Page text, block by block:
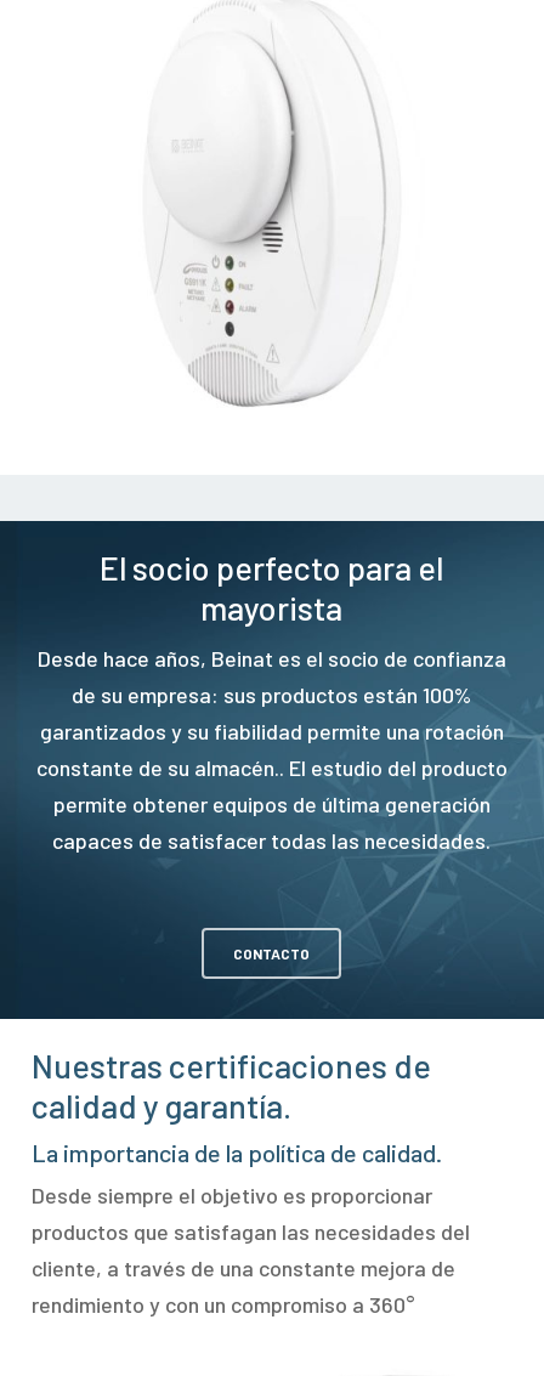
El socio perfecto para el
mayorista
Desde hace años, Beinat es el socio de confianza
de su empresa: sus productos están 100%
garantizados y su fiabilidad permite una rotación
constante de su almacén.. El estudio del producto
permite obtener equipos de última generación
capaces de satisfacer todas las necesidades.
CONTACTO
Nuestras certificaciones de
calidad y garantía.
La importancia de la política de calidad.
Desde siempre el objetivo es proporcionar
productos que satisfagan las necesidades del
cliente, a través de una constante mejora de
rendimiento y con un compromiso a 360°